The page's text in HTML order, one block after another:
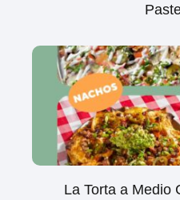
La Torta a Medio